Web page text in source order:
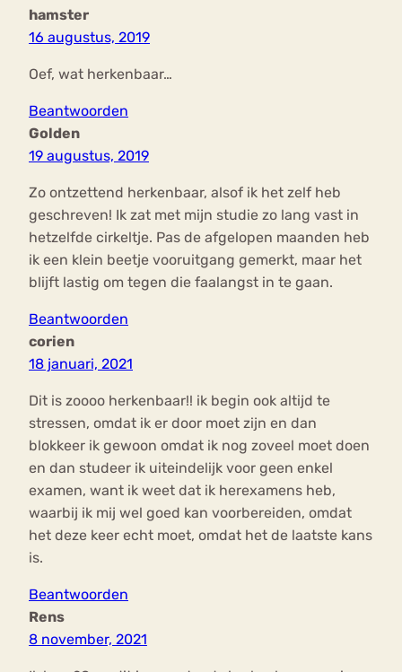
hamster
16 augustus, 2019
Oef, wat herkenbaar…
Beantwoorden
Golden
19 augustus, 2019
Zo ontzettend herkenbaar, alsof ik het zelf heb
geschreven! Ik zat met mijn studie zo lang vast in
hetzelfde cirkeltje. Pas de afgelopen maanden heb
ik een klein beetje vooruitgang gemerkt, maar het
blijft lastig om tegen die faalangst in te gaan.
Beantwoorden
corien
18 januari, 2021
Dit is zoooo herkenbaar!! ik begin ook altijd te
stressen, omdat ik er door moet zijn en dan
blokkeer ik gewoon omdat ik nog zoveel moet doen
en dan studeer ik uiteindelijk voor geen enkel
examen, want ik weet dat ik herexamens heb,
waarbij ik mij wel goed kan voorbereiden, omdat
het deze keer echt moet, omdat het de laatste kans
is.
Beantwoorden
Rens
8 november, 2021